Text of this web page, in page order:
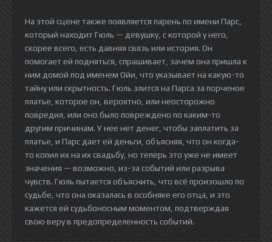
На этой сцене также появляется парень по имени Парс,
который находит Гюль — девушку, с которой у него,
скорее всего, есть давняя связь или история. Он
помогает ей подняться, спрашивает, зачем она пришла к
ним домой под именем Ойи, что указывает на какую-то
тайну или скрытность. Гюль злится на Парса за порченое
платье, которое он, вероятно, или неосторожно
повредил, или оно было повреждено по каким-то
другим причинам. У нее нет денег, чтобы заплатить за
платье, и Парс дает ей деньги, объясняя, что он когда-
то копил их на их свадьбу, но теперь это уже не имеет
значения — возможно, из-за событий или разрыва
чувств. Гюль пытается объяснить, что всё произошло по
судьбе, что она оказалась в особняке его отца, и это
кажется ей судьбоносным моментом, подтверждая
свою веру в предопределенность событий.